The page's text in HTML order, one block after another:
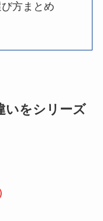
方まとめ
いをシリーズ